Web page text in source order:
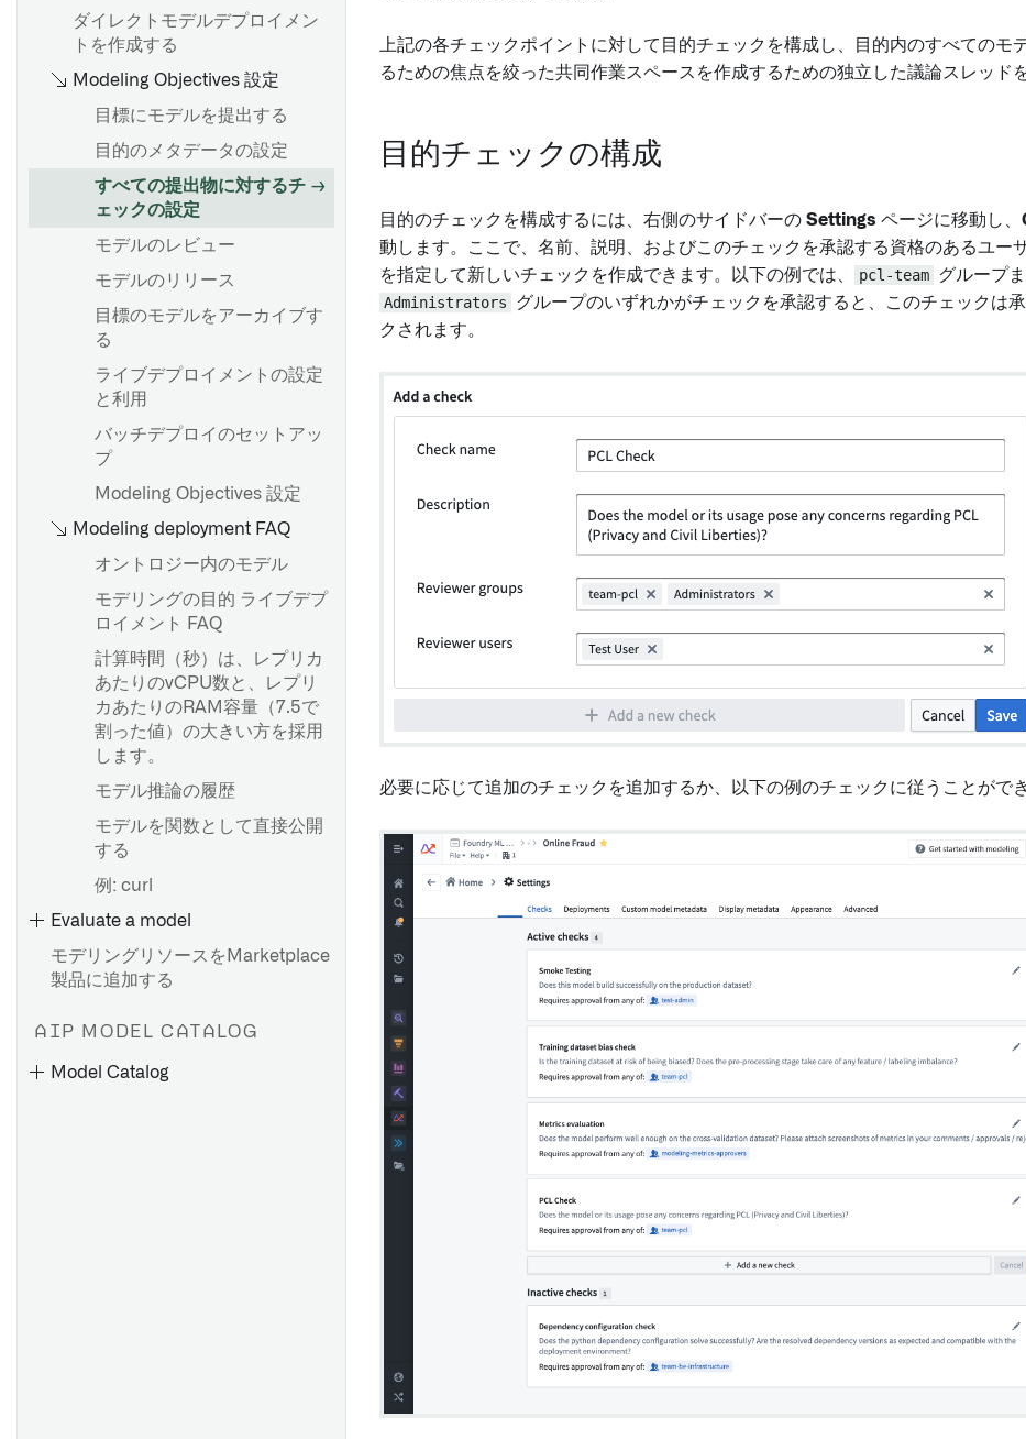
Model adapter API
実験概要
実験の視覚化
Jupyter®ノートブックでモデ
ルをトレーニングする
Code Repositoriesでモデルを
学習する
必要なライブラリをインポー
トする
モデルアダプターのアップグ
レード（再訓練なし）
必要なライブラリをインポー
トします
sklearnのデータセットから
irisをロードします
概要
コンテナモデルを使用して画
像をアップロードする
例: コンテナモデルアダプタの
実装
FAQ
Foundry に言語モデルをイン
ポートする
新しい言語モデルのサポート
を追加する
義
Amazon SageMaker タブラ
ダイレクトモデルデプロイメン
トを作成する
Modeling Objectives 設定
目標にモデルを提出する
目的のメタデータの設定
すべての提出物に対するチ
ェックの設定
モデルのレビュー
モデルのリリース
目標のモデルをアーカイブす
る
ライブデプロイメントの設定
と利用
バッチデプロイのセットアッ
プ
Modeling Objectives 設定
Modeling deployment FAQ
オントロジー内のモデル
モデリングの目的 ライブデプ
ロイメント FAQ
計算時間（秒）は、レプリカ
あたりのvCPU数と、レプリ
カあたりのRAM容量（7.5で
割った値）の大きい方を採用
します。
モデル推論の履歴
モデルを関数として直接公開
する
例: curl
Evaluate a model
モデルの自動評価
コードでモデルを評価する
評価ダッシュボードでモデル
の指標を確認する
モデリングリソースをMarketplace
製品に追加する
AIP MODEL CATALOG
Model Catalog
上記の各チェックポイントに対して目的チェックを構成し、目的内のすべてのモ
るための焦点を絞った共同作業スペースを作成するための独立した議論スレッド
目的チェックの構成
目的のチェックを構成するには、右側のサイドバーの Settings ページに移動し、
動します。ここで、名前、説明、およびこのチェックを承認する資格のあるユー
を指定して新しいチェックを作成できます。以下の例では、
pcl-team グループ
Administrators
グループのいずれかがチェックを承認すると、このチェックは
クされます。
必要に応じて追加のチェックを追加するか、以下の例のチェックに従うことがで